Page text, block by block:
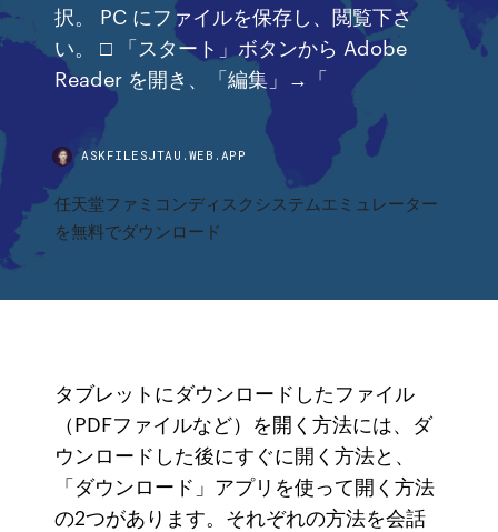
択。 PC にファイルを保存し、閲覧下さ
い。 □ 「スタート」ボタンから Adobe
Reader を開き、「編集」→「
ASKFILESJTAU.WEB.APP
任天堂ファミコンディスクシステムエミュレーター
を無料でダウンロード
タブレットにダウンロードしたファイル
（PDFファイルなど）を開く方法には、ダ
ウンロードした後にすぐに開く方法と、
「ダウンロード」アプリを使って開く方法
の2つがあります。それぞれの方法を会話